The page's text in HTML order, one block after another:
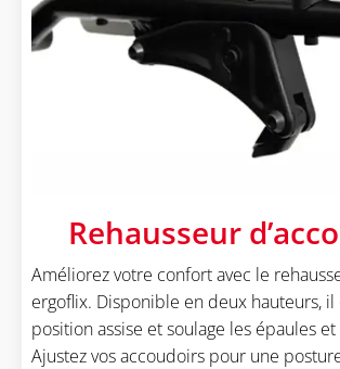
Rehausseur
Améliorez votre confort avec le
ergoflix. Disponible en deux hauteurs,
position assise et soulage les épaules
Ajustez vos accoudoirs pour une